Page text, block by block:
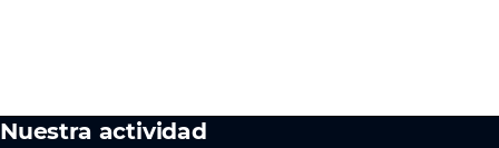
Nuestra actividad